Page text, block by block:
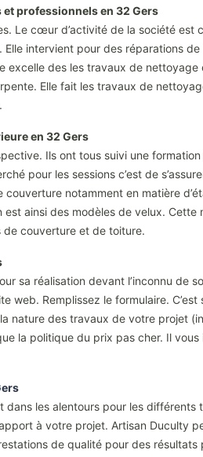
professionnels en 32 Gers
Le cœur d’activité de la société
intervient pour des réparations
des les travaux de
Elle fait les travaux de
en 32 Gers
Ils ont tous suivi une
pour les sessions c’est de
notamment en matière
ainsi des modèles de velux.
couverture et de toiture.
sa réalisation devant l’inconnu de
Remplissez le formulaire.
des travaux de votre projet
la politique du prix pas cher. Il
les alentours pour les
à votre projet. Artisan Duculty
de qualité pour des